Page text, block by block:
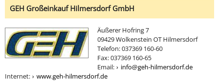
GEH Großeinkauf Hilmersdorf GmbH
Äußerer Hofring 7
09429 Wolkenstein OT Hilmersdorf
Telefon: 037369 160-60
Fax: 037369 160-65
Email:
info@geh-hilmersdorf.de
Internet:
www.geh-hilmersdorf.de